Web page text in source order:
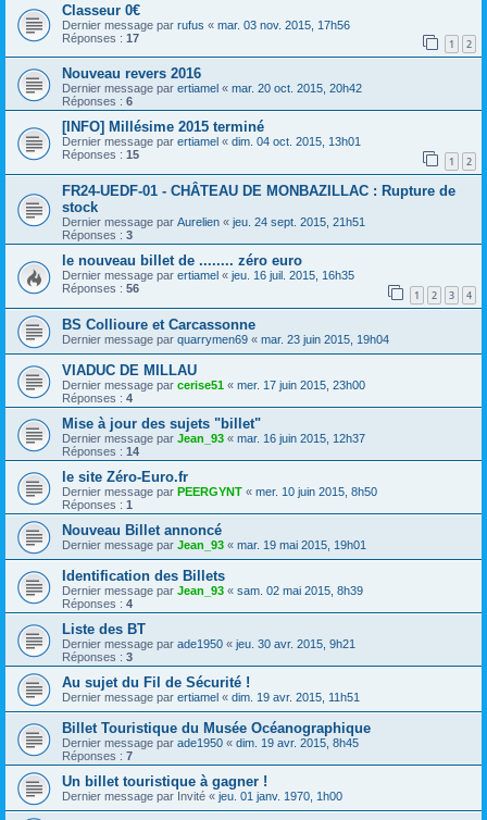
Classeur 0€
Dernier message par rufus « mar. 03 nov. 2015, 17h56
Réponses : 17 1 2
Nouveau revers 2016
Dernier message par ertiamel « mar. 20 oct. 2015, 20h42
Réponses : 6
[INFO] Millésime 2015 terminé
Dernier message par ertiamel « dim. 04 oct. 2015, 13h01
Réponses : 15 1 2
FR24-UEDF-01 - CHÂTEAU DE MONBAZILLAC : Rupture de
stock
Dernier message par Aurelien « jeu. 24 sept. 2015, 21h51
Réponses : 3
le nouveau billet de ........ zéro euro
Dernier message par ertiamel « jeu. 16 juil. 2015, 16h35
Réponses : 56 1 2 3 4
BS Collioure et Carcassonne
Dernier message par quarrymen69 « mar. 23 juin 2015, 19h04
VIADUC DE MILLAU
Dernier message par cerise51 « mer. 17 juin 2015, 23h00
Réponses : 4
Mise à jour des sujets "billet"
Dernier message par Jean_93 « mar. 16 juin 2015, 12h37
Réponses : 14
le site Zéro-Euro.fr
Dernier message par PEERGYNT « mer. 10 juin 2015, 8h50
Réponses : 1
Nouveau Billet annoncé
Dernier message par Jean_93 « mar. 19 mai 2015, 19h01
Identification des Billets
Dernier message par Jean_93 « sam. 02 mai 2015, 8h39
Réponses : 4
Liste des BT
Dernier message par ade1950 « jeu. 30 avr. 2015, 9h21
Réponses : 3
Au sujet du Fil de Sécurité !
Dernier message par ertiamel « dim. 19 avr. 2015, 11h51
Billet Touristique du Musée Océanographique
Dernier message par ade1950 « dim. 19 avr. 2015, 8h45
Réponses : 7
Un billet touristique à gagner !
Dernier message par Invité « jeu. 01 janv. 1970, 1h00